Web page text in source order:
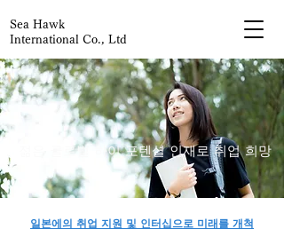
Sea Hawk
International Co., Ltd
젊은 글로벌 하이 포텐셜 인재로 취업 희망
일본에의 취업 지원 및 인터십으로 미래를 개척